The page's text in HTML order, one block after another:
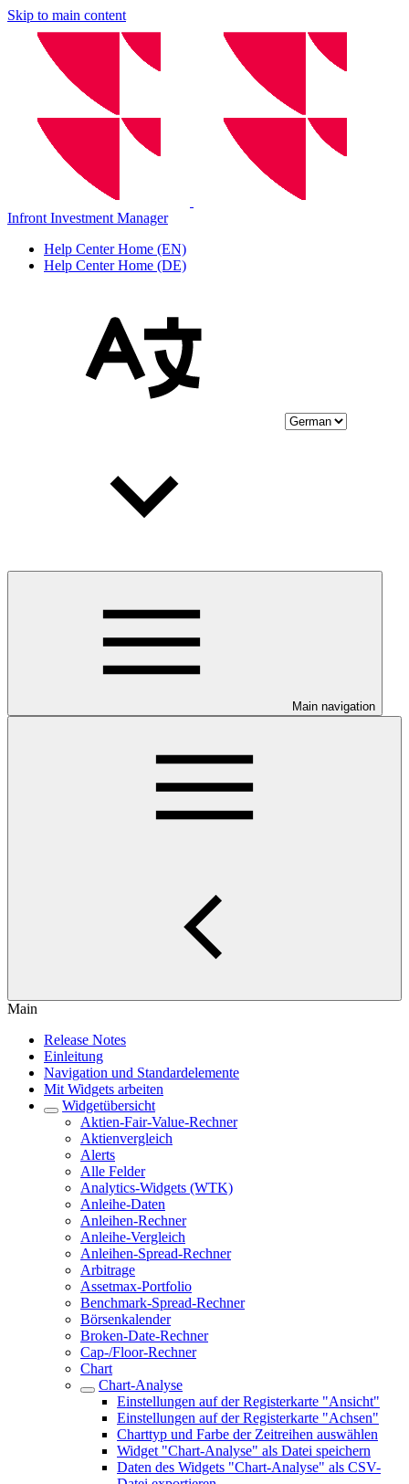
Skip to main content
Infront Investment Manager
Help Center Home (EN)
Help Center Home (DE)
Main navigation
Main
Release Notes
Einleitung
Navigation und Standardelemente
Mit Widgets arbeiten
Widgetübersicht
Aktien-Fair-Value-Rechner
Aktienvergleich
Alerts
Alle Felder
Analytics-Widgets (WTK)
Anleihe-Daten
Anleihen-Rechner
Anleihe-Vergleich
Anleihen-Spread-Rechner
Arbitrage
Assetmax-Portfolio
Benchmark-Spread-Rechner
Börsenkalender
Broken-Date-Rechner
Cap-/Floor-Rechner
Chart
Chart-Analyse
Einstellungen auf der Registerkarte "Ansicht"
Einstellungen auf der Registerkarte "Achsen"
Charttyp und Farbe der Zeitreihen auswählen
Widget "Chart-Analyse" als Datei speichern
Daten des Widgets "Chart-Analyse" als CSV-